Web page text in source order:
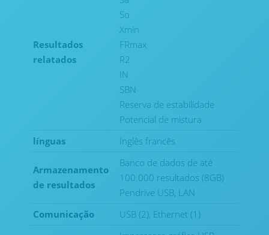
Resultados
relatados
So
Xmin
FRmax
R2
IN
SBN
Reserva de estabilidade
Potencial de mistura
línguas
Inglês francês
Armazenamento
de resultados
Banco de dados de até
100.000 resultados (8GB)
Pendrive USB, LAN
Comunicação
USB (2), Ethernet (1)